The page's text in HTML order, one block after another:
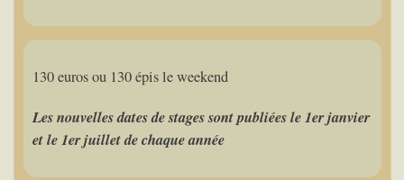
130 euros ou 130 épis le weekend
Les nouvelles dates de stages sont publiées le 1er janvier
et le 1er juillet de chaque année